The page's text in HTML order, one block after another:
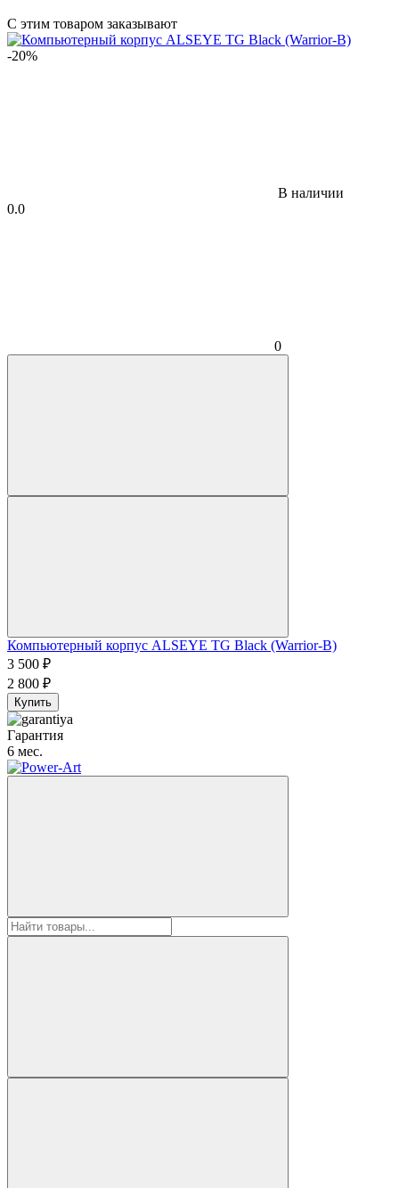
С этим товаром заказывают
-20%
В наличии
0.0
0
Компьютерный корпус ALSEYE TG Black (Warrior-B)
3 500 ₽
2 800 ₽
Купить
Гарантия
6 мес.